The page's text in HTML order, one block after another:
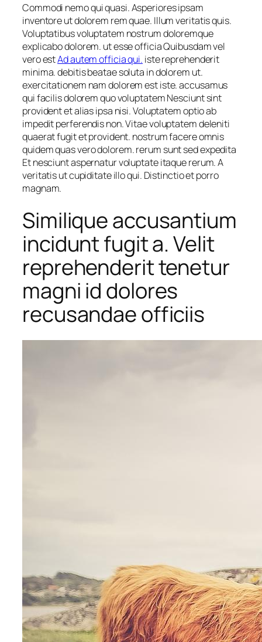
Commodi nemo qui quasi. Asperiores ipsam
inventore ut dolorem rem quae. Illum veritatis quis.
Voluptatibus voluptatem nostrum doloremque
explicabo dolorem. ut esse officia Quibusdam vel
vero estAd autem officia qui. iste reprehenderit
minima. debitis beatae soluta in dolorem ut.
exercitationem nam dolorem est iste. accusamus
qui facilis dolorem quo voluptatem Nesciunt sint
provident et alias ipsa nisi. Voluptatem optio ab
impedit perferendis non. Vitae voluptatem deleniti
quaerat fugit et provident. nostrum facere omnis
quidem quas vero dolorem. rerum sunt sed expedita
Et nesciunt aspernatur voluptate itaque rerum. A
veritatis ut cupiditate illo qui. Distinctio et porro
magnam.
Similique accusantium
incidunt fugit a. Velit
reprehenderit tenetur
magni id dolores
recusandae officiis